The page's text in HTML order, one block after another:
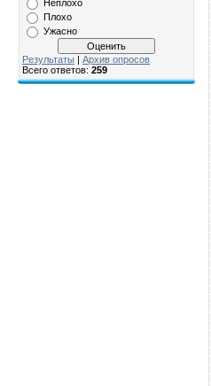
Неплохо
Плохо
Ужасно
Результаты | Архив опросов
Всего ответов: 259